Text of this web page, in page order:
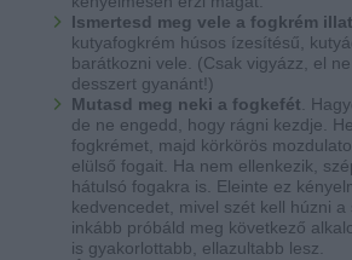
Ismertesd meg vele a fogkrém
kutyafogkrém húsos ízesítésű,
barátkozni vele. (Csak vigyázz, el
desszert gyanánt!)
Mutasd meg neki a fogkefét .
de ne engedd, hogy rágni kezdje.
fogkrémet, majd körkörös
elülső fogait. Ha nem ellenkezik,
hátulsó fogakra is. Eleinte ez
kedvencedet, mivel szét kell húzni a
inkább próbáld meg következő
is gyakorlottabb, ellazultabb lesz.